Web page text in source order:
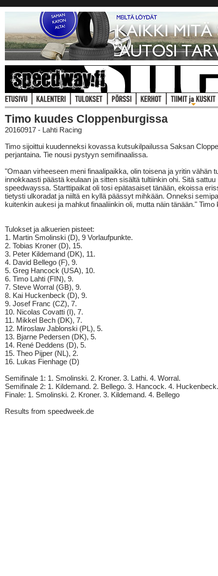
Timo kuudes Cloppenburgissa
20160917 - Lahti Racing
Timo sijoittui kuudenneksi kovassa kutsukilpailussa Saksan
perjantaina. Tie nousi pystyyn semifinaalissa.
"Omaan virheeseen meni finaalipaikka, olin toisena ja yritin vähän
innokkaasti päästä keulaan ja sitten sisältä tultiinkin ohi. Sitä sattuu
speedwayssa. Starttipaikat oli tosi epätasaiset tänään, ekoissa
tietysti ulkoradat ja niiltä en kyllä päässyt mihkään. Onneksi
kuitenkin aukesi ja mahkut finaaliinkin oli, mutta näin tänään." Timo
Tulokset ja alkuerien pisteet:
1. Martin Smolinski (D), 9 Vorlaufpunkte.
2. Tobias Kroner (D), 15.
3. Peter Kildemand (DK), 11.
4. David Bellego (F), 9.
5. Greg Hancock (USA), 10.
6. Timo Lahti (FIN), 9.
7. Steve Worral (GB), 9.
8. Kai Huckenbeck (D), 9.
9. Josef Franc (CZ), 7.
10. Nicolas Covatti (I), 7.
11. Mikkel Bech (DK), 7.
12. Miroslaw Jablonski (PL), 5.
13. Bjarne Pedersen (DK), 5.
14. René Deddens (D), 5.
15. Theo Pijper (NL), 2.
16. Lukas Fienhage (D)
Semifinale 1: 1. Smolinski. 2. Kroner. 3. Lathi. 4. Worral.
Semifinale 2: 1. Kildemand. 2. Bellego. 3. Hancock. 4. Huckenbeck.
Finale: 1. Smolinski. 2. Kroner. 3. Kildemand. 4. Bellego
Results from speedweek.de